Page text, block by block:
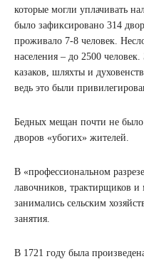
которые могли уплачивать
было зафиксировано 314
проживало 7-8 человек.
населения – до 2500
казаков, шляхты и
ведь это были
Бедных мещан почти не
дворов «убогих» жителей.
В «профессиональном
лавочников, трактирщиков
занимались сельским
занятия.
В 1721 году была